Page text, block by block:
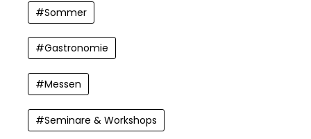
#Sommer
#Gastronomie
#Messen
#Seminare & Workshops